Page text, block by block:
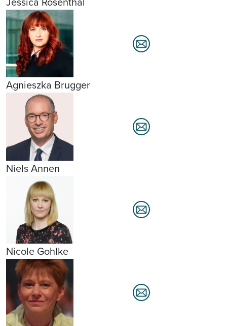
Agnieszka Brugger
Niels Annen
Nicole Gohlke